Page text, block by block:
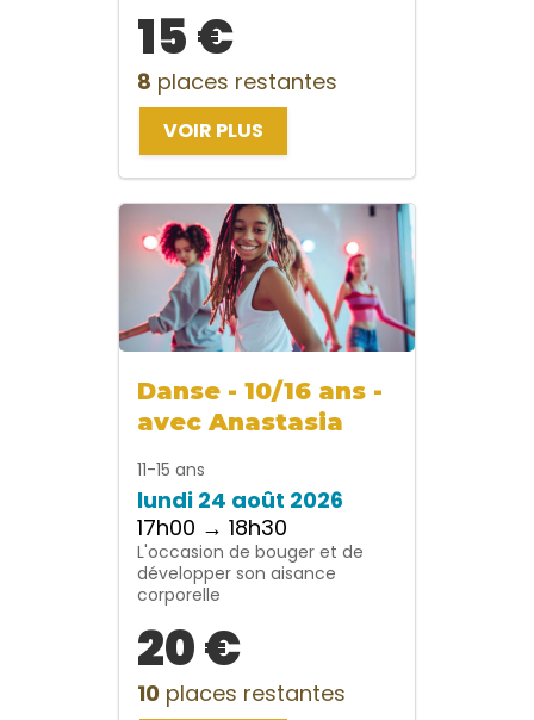
15 €
8 places restantes
VOIR PLUS
Danse - 10/16 ans -
avec Anastasia
11-15 ans
lundi 24 août 2026
17h00 → 18h30
L'occasion de bouger et de
développer son aisance
corporelle
20 €
10 places restantes